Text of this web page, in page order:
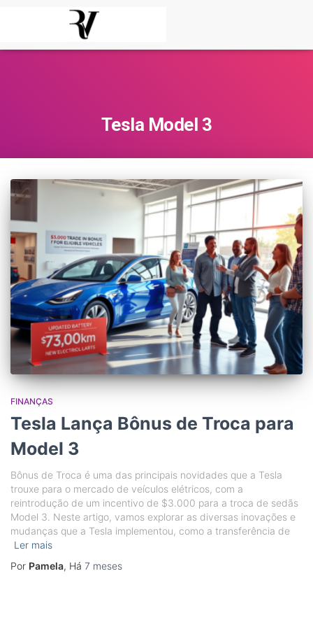
Tesla Model 3
FINANÇAS
Tesla Lança Bônus de Troca para
Model 3
Bônus de Troca é uma das principais novidades que a Tesla
trouxe para o mercado de veículos elétricos, com a
reintrodução de um incentivo de $3.000 para a troca de sedãs
Model 3. Neste artigo, vamos explorar as diversas inovações e
mudanças que a Tesla implementou, como a transferência de
Ler mais
Por Pamela, Há 7 meses